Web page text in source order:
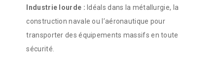
Industrie lourde : Idéals dans la métallurgie, la
construction navale ou l’aéronautique pour
transporter des équipements massifs en toute
sécurité.